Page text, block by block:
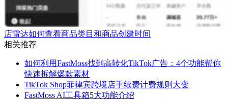
店雷达如何查看商品类目和商品创建时间
相关推荐
如何利用FastMoss找到高转化TikTok广告：4个功能帮你
快速拆解爆款素材
TikTok Shop菲律宾跨境店手续费计费规则大变
FastMoss AI工具箱5大功能介绍